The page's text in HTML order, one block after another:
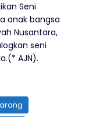
Seni
anak bangsa
Nusantara,
seni
AJN).